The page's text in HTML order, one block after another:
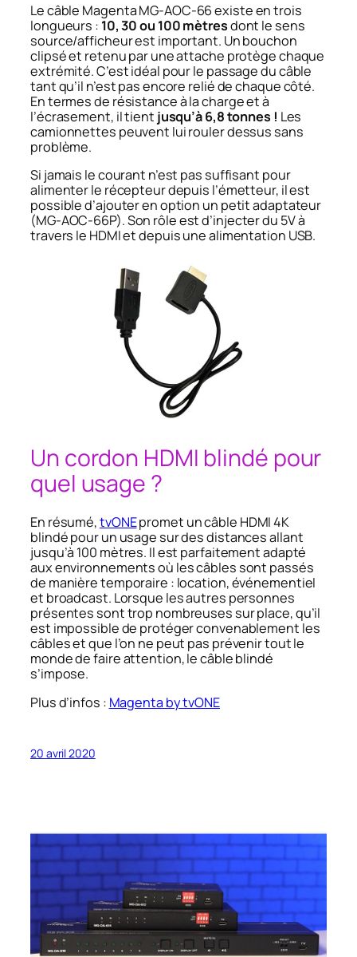
Le câble Magenta MG-AOC-66 existe en trois
longueurs : 10, 30 ou 100 mètresdont le sens
source/afficheur est important. Un bouchon
clipsé et retenu par une attache protège chaque
extrémité. C’est idéal pour le passage du câble
tant qu’il n’est pas encore relié de chaque côté.
En termes de résistance à la charge et à
l’écrasement, il tient jusqu’à 6,8 tonnes ! Les
camionnettes peuvent lui rouler dessus sans
problème.
Si jamais le courant n’est pas suffisant pour
alimenter le récepteur depuis l’émetteur, il est
possible d’ajouter en option un petit adaptateur
(MG-AOC-66P). Son rôle est d’injecter du 5V à
travers le HDMI et depuis une alimentation USB.
Un cordon HDMI blindé pour
quel usage ?
En résumé,tvONEpromet un câble HDMI 4K
blindé pour un usage sur des distances allant
jusqu’à 100 mètres. Il est parfaitement adapté
aux environnements où les câbles sont passés
de manière temporaire : location, événementiel
et broadcast. Lorsque les autres personnes
présentes sont trop nombreuses sur place, qu’il
est impossible de protéger convenablement les
câbles et que l’on ne peut pas prévenir tout le
monde de faire attention, le câble blindé
s’impose.
Plus d’infos : Magenta by tvONE
20 avril 2020